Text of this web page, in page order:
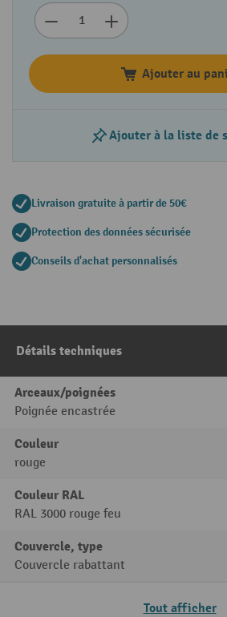
Ajouter au
Ajouter à la liste de
Livraison gratuite à partir de 50€
Protection des données sécurisée
Conseils d'achat personnalisés
Détails techniques
Arceaux/poignées
Poignée encastrée
Couleur
rouge
Couleur RAL
RAL 3000 rouge feu
Couvercle, type
Couvercle rabattant
Tout afficher